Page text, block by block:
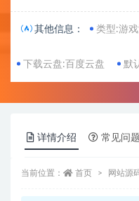
其他信息： 类型:游
下载云盘:百度云盘 默
详情介绍 常见问题
当前位置： 首页 网站源